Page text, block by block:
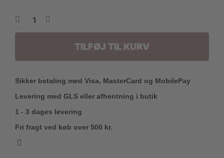
TILFØJ TIL KURV
Sikker betaling med Visa, MasterCard og MobilePay
Levering med GLS eller afhentning i butik
1 - 3 dages levering
Fri fragt ved køb over 500 kr.